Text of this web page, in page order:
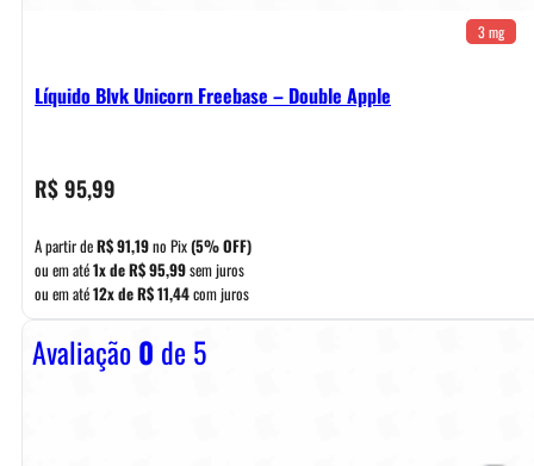
3 mg
Líquido Blvk Unicorn Freebase – Double Apple
R$95,99
A partir deR$91,19no Pix(5% OFF)
ou em até1x deR$95,99sem juros
ou em até12x deR$11,44com juros
Avaliação0 de 5